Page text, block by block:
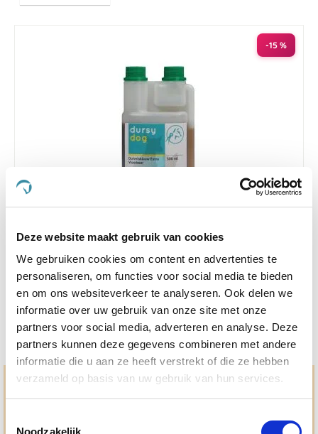
Deze website maakt gebruik van cookies
We gebruiken cookies om content en advertenties te
personaliseren, om functies voor social media te bieden
en om ons websiteverkeer te analyseren. Ook delen we
informatie over uw gebruik van onze site met onze
partners voor social media, adverteren en analyse. Deze
partners kunnen deze gegevens combineren met andere
informatie die u aan ze heeft verstrekt of die ze hebben
verzameld op basis van uw gebruik van hun services.
Noodzakelijk
-15 %
4.4
star
rating
29 Beoordelingen
DursyDog Duivelsklauw Extra Vloeibaar 500 ml
€ 24,15 € 20,53
Hulp en advies nodig?
allemaal voor doen. Bij De Paardendrogist worden we